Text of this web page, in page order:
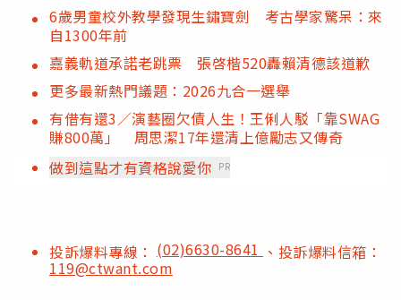
6歲男童校外教學發現生鏽寶劍 考古學家驚呆：來
自1300年前
嘉義軌道承諾老跳票 張啓楷520轟賴清德該道歉
更多最新熱門議題：2026九合一選舉
有借有還3／演藝圈欠債人生！王俐人駁「靠SWAG
賺800萬」 周思潔17年還清上億勵志又傳奇
做到這點才有資格說愛你 PR
投訴爆料專線： (02)6630-8641 、投訴爆料信箱：
119@ctwant.com